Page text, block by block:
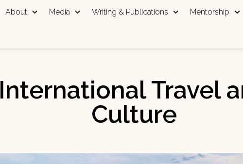
About Media Writing & Publications Mentorship
International Travel
Culture